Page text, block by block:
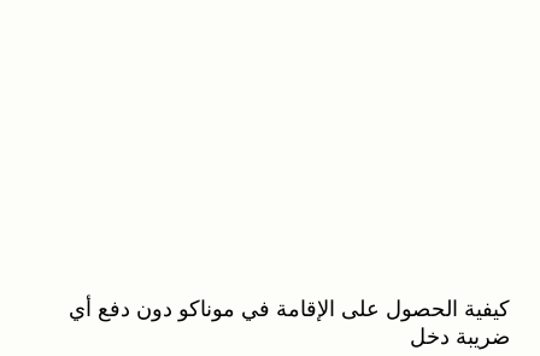
كيفية الحصول على الإقامة في موناكو دون دفع أي
ضريبة دخل